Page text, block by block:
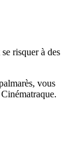
risquer à des
vous